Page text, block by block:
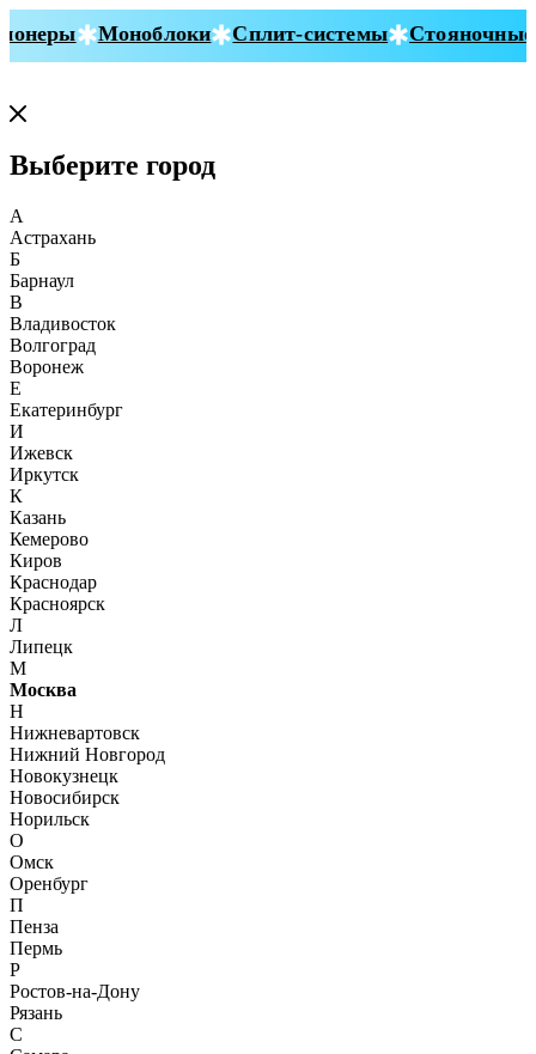
Моноблоки Сплит-системы Стояночные
Выберите город
А
Астрахань
Б
Барнаул
В
Владивосток
Волгоград
Воронеж
Е
Екатеринбург
И
Ижевск
Иркутск
К
Казань
Кемерово
Киров
Краснодар
Красноярск
Л
Липецк
М
Москва
Н
Нижневартовск
Нижний Новгород
Новокузнецк
Новосибирск
Норильск
О
Омск
Оренбург
П
Пенза
Пермь
Р
Ростов-на-Дону
Рязань
С